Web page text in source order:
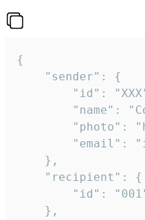
{